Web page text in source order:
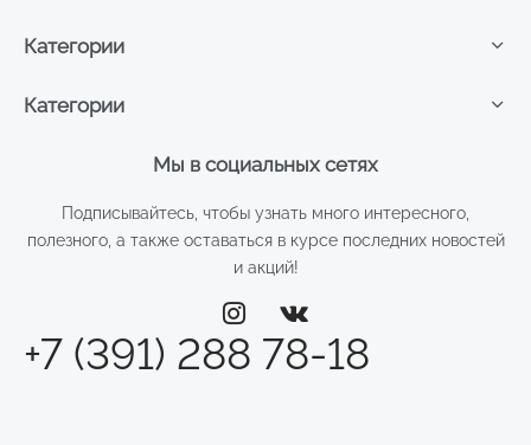
Мы в социальных сетях
Подписывайтесь, чтобы узнать много интересного,
полезного, а также оставаться в курсе последних новостей
и акций!
+7 (391) 288 78-18
Категории
Категории